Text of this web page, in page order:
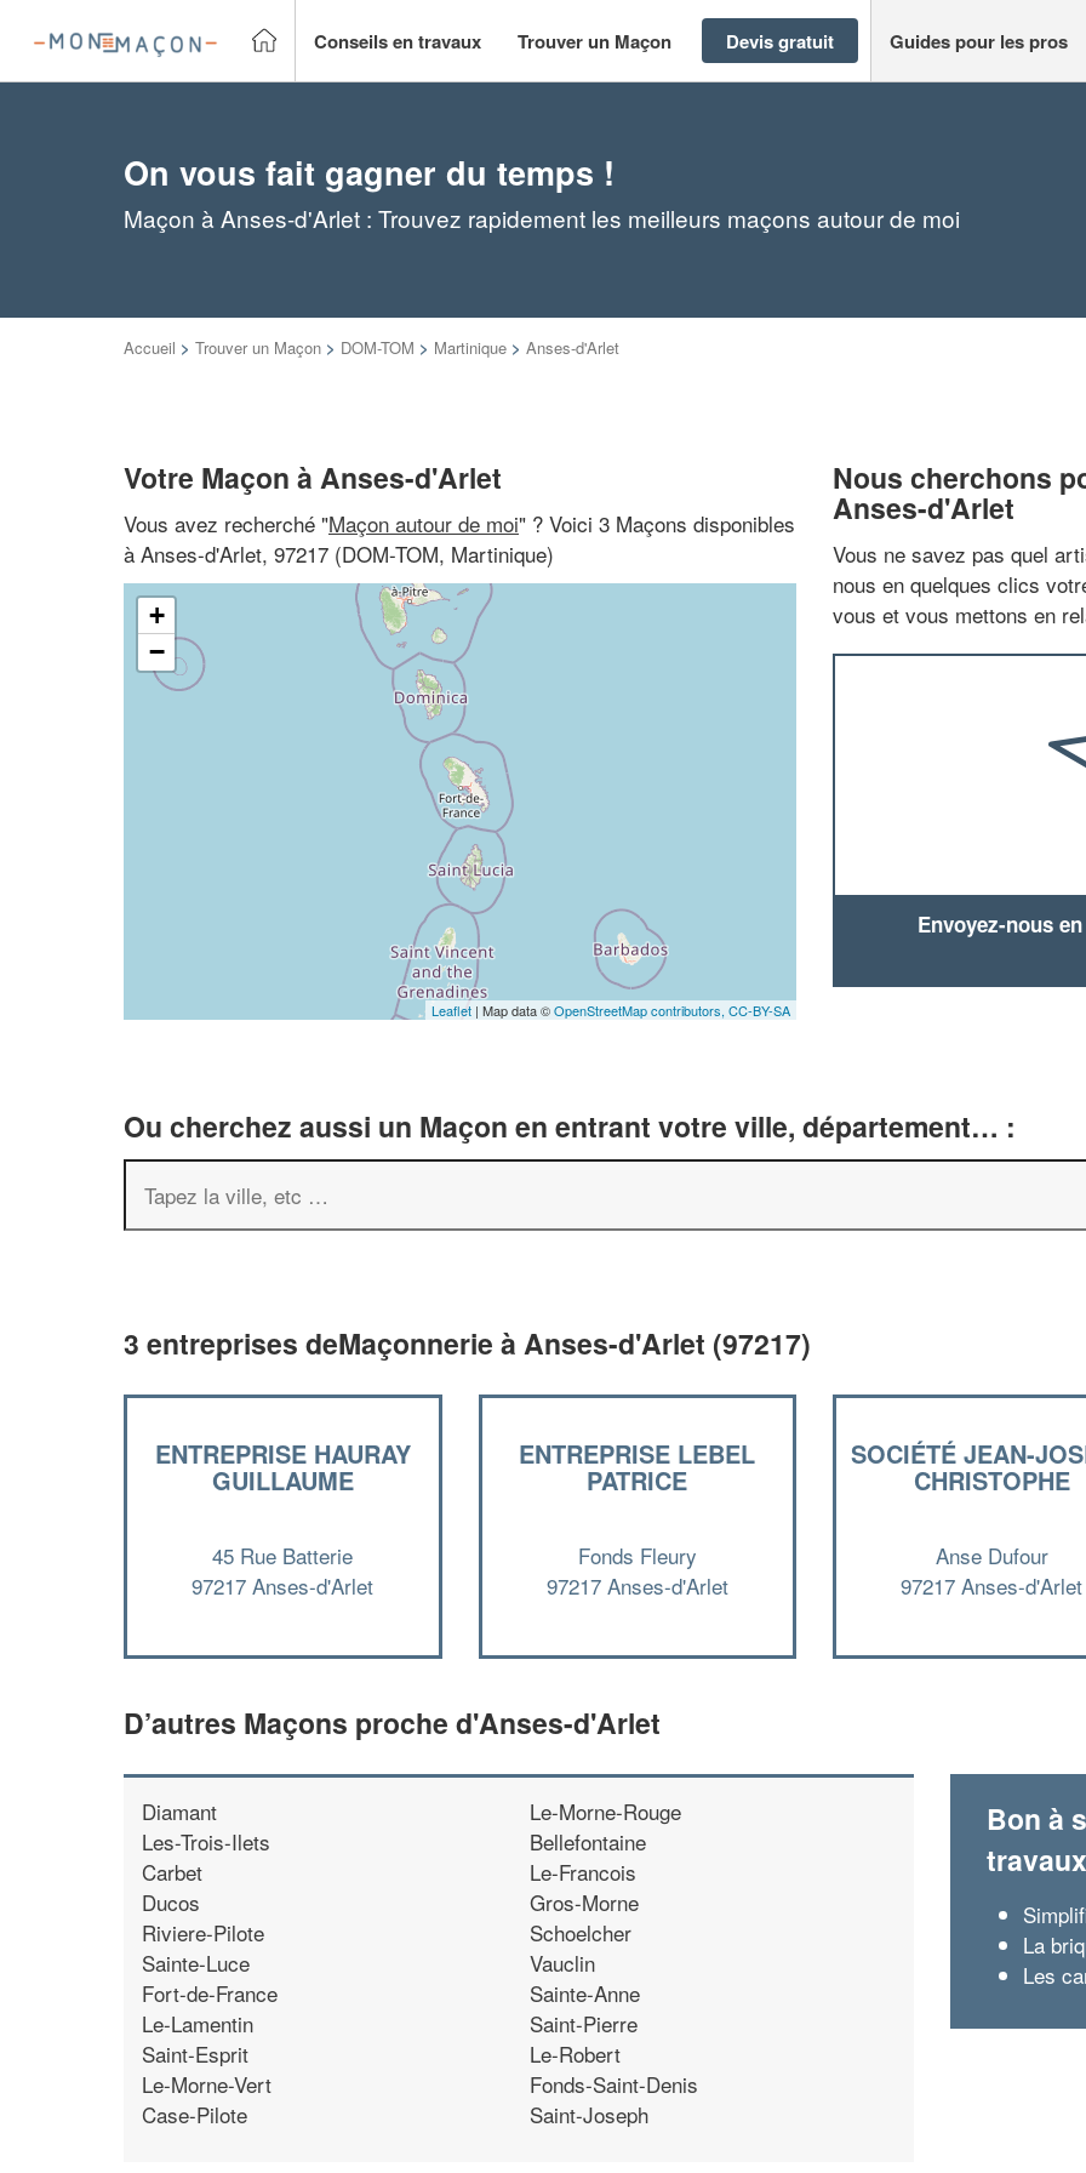
Conseils en travaux Trouver un Maçon Devis gratuit Guides pour les pros
On vous fait gagner du temps !
Maçon à Anses-d'Arlet : Trouvez rapidement les meilleurs maçons autour de moi
Accueil > Trouver un Maçon > DOM-TOM > Martinique > Anses-d'Arlet
Votre Maçon à Anses-d'Arlet
Vous avez recherché "Maçon autour de moi" ? Voici 3 Maçons disponibles
à Anses-d'Arlet, 97217 (DOM-TOM, Martinique)
+
−
Leaflet | Map data ©OpenStreetMap contributors, CC-BY-SA
Nous cherchons
Anses-d'Arlet
Vous ne savez pas quel
nous en quelques clics
vous et vous mettons en
Envoyez-nous
Ou cherchez aussi un Maçon en entrant votre ville, département… :
3 entreprises deMaçonnerie à Anses-d'Arlet (97217)
ENTREPRISE HAURAY
GUILLAUME
45 Rue Batterie
97217 Anses-d'Arlet
ENTREPRISE LEBEL
PATRICE
Fonds Fleury
97217 Anses-d'Arlet
SOCIÉTÉ JEAN-
CHRISTOPHE
Anse Dufour
97217 Anses-d'Arlet
D’autres Maçons proche d'Anses-d'Arlet
Diamant
Les-Trois-Ilets
Carbet
Ducos
Riviere-Pilote
Sainte-Luce
Fort-de-France
Le-Lamentin
Saint-Esprit
Le-Morne-Vert
Case-Pilote
Le-Morne-Rouge
Bellefontaine
Le-Francois
Gros-Morne
Schoelcher
Vauclin
Sainte-Anne
Saint-Pierre
Le-Robert
Fonds-Saint-Denis
Saint-Joseph
Bon à
travaux
La
Les